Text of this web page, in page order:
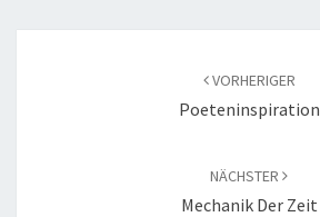
VORHERIGER
Poeteninspiration
NÄCHSTER
Mechanik Der Zeit